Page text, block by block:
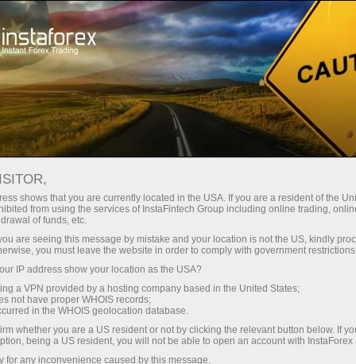
For Traders Analytical Reviews Technical analysis
22.04.2024: Forex Analysis &
Reviews: Forex forecast 04/22/2024:
EUR/USD, GBP/USD, USD/JPY and
Bitcoin from Sebastian Seliga
Mở tài khoản giao dịch
shows that you are currently located in the USA. If you are a resident of the
from using the services of InstaFintech Group including online trading,
of funds, etc.
are seeing this message by mistake and your location is not the US, kindly
you must leave the website in order to comply with government
IP address show your location as the USA?
a VPN provided by a hosting company based in the United States;
not have proper WHOIS records;
in the WHOIS geolocation database.
whether you are a US resident or not by clicking the relevant button below. If
being a US resident, you will not be able to open an account with InstaForex
for any inconvenience caused by this message.